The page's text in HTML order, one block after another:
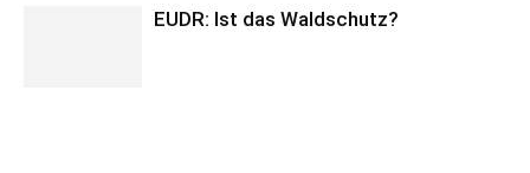
EUDR: Ist das Waldschutz?